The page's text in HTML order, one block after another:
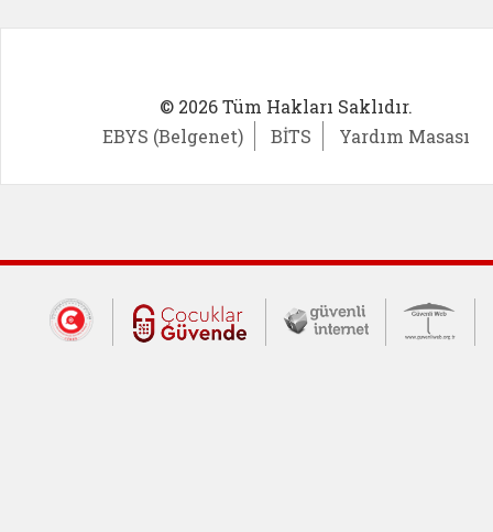
© 2026 Tüm Hakları Saklıdır.
EBYS (Belgenet)
BİTS Yardım Masası
Dış Bağlantılar
Cumhurbaşkanlığı İletişim Merkezi
Çocuklar Güvende (yeni
Güvenli